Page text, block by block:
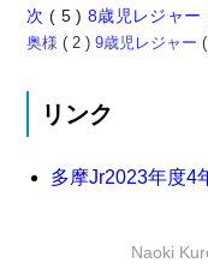
次( 5 ) 8歳児レジャー
奥様( 2 )9歳児レジャー
リンク
多摩Jr2023年度4
Naoki